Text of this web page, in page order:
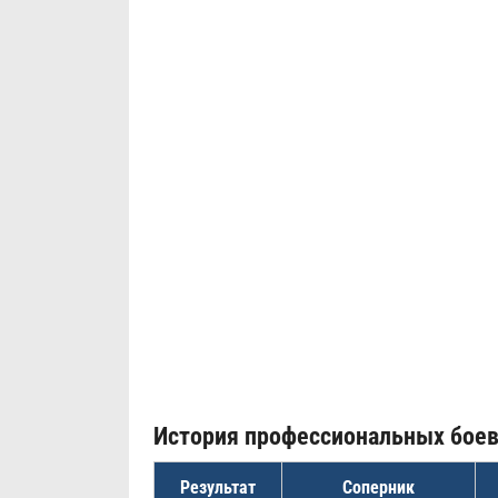
История профессиональных боев
Результат Соперник